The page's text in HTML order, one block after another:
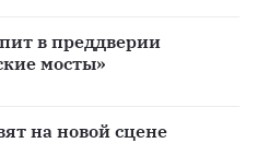
в преддверии
мосты»
на новой сцене